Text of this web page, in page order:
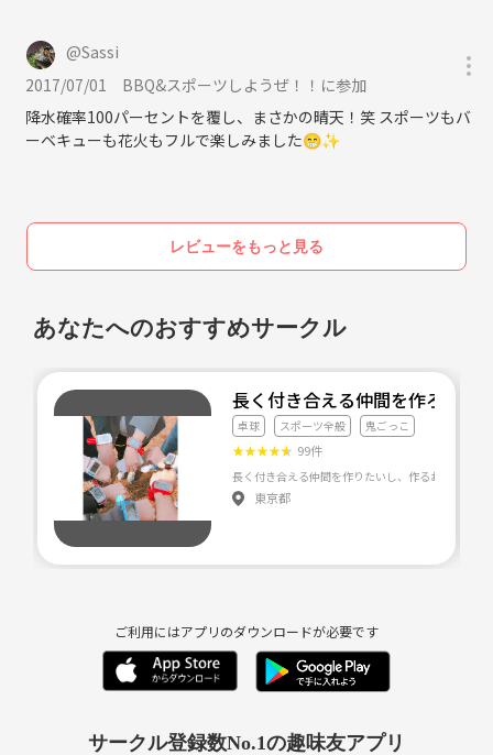
個別メッセージは管理人への問い合わせみたいな項目から
サークルに参加しないと項目が出ないかもしれないのでそ
の場合そのまま参加ボタン押して下さい:)
※新規参加見込み多数の為、現在募集していません。
■過去のイベント■
2017年
5月21日は名古屋市内の体育館
初めまして〜の方など自己紹介もしました😍🥂
6月17日は大運動会でした‼️🤾🏻‍♂️
22人参加して、ひたすらバスケ、バドミントン、ドッチビーしてまし
7月1日はバーベキューandスポーツ‼️
犬山でバーベキュー&スポーツ&花火と1日フルに楽しみました😁☀️‼️
7月9日はボーリング大会🎳‼️
チーム対抗戦、罰ゲームや人狼、お好み焼き、ステーキなど一次会二次
会とわけて盛り上がりましたw
7月22日(土曜日)
17時〜19時まで(16:45分集合)
栄でフットサルを行いました‼️🎵女の子も参加♪
8月5日(土)10時〜
海水浴&スポーツ&花火‼️(*'▽'*)
8月26日(土)17時〜19時フットサル‼️⚽️
9月2日(土)15時〜18時バスケ🏀
9月30日12時スタート！
@Sassi
2017/07/01
BBQ&スポーツしようぜ！！に参加
降水確率100パーセントを覆し、まさかの晴天！笑 スポーツもバ
ーベキューも花火もフルで楽しみました😁✨
レビューをもっと見る
あなたへのおすすめサークル
長く付き合える仲間を作ろう！
卓球 スポーツ全般 鬼ごっこ
★★★★★ 99件
長く付き合える仲間を作りたいし、作るお手伝い
東京都
ご利用にはアプリのダウンロードが必要です
サークル登録数No.1の趣味友アプリ